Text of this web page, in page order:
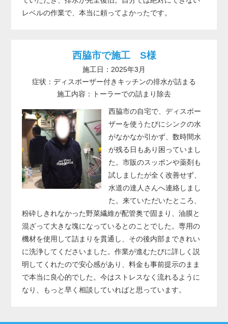
レベルの作業で、本当に頼ってよかったです。
西脇市で施工 S様
施工日：2025年3月
症状：ディスポーザー付きキッチンの排水が詰まる
施工内容：トーラーでの詰まり除去
西脇市の自宅で、ディスポー
ザーを使うたびにシンクの水
がなかなか引かず、数時間水
が残る日もあり困っていまし
た。市販のスッポンや薬剤も
試しましたが全く改善せず、
水道の達人さんへ連絡しまし
た。来ていただいたところ、
粉砕しきれなかった野菜繊維が配管奥で固まり、油膜と
混ざって大きな塊になっているとのことでした。専用の
機材を使用して詰まりを貫通し、その後内部まできれい
に洗浄してくださいました。作業が進むたびに詳しく説
明してくれたので安心感があり、料金も事前提示のまま
で本当に良心的でした。今はストレスなく流れるように
なり、もっと早く相談していればと思っています。